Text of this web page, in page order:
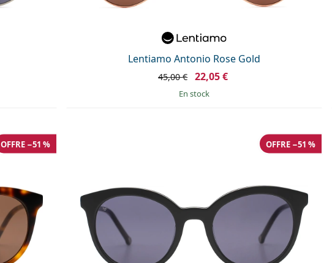
Lentiamo Antonio Rose Gold
45,00 € 22,05 €
en stock
OFFRE −51 % OFFRE −51 %